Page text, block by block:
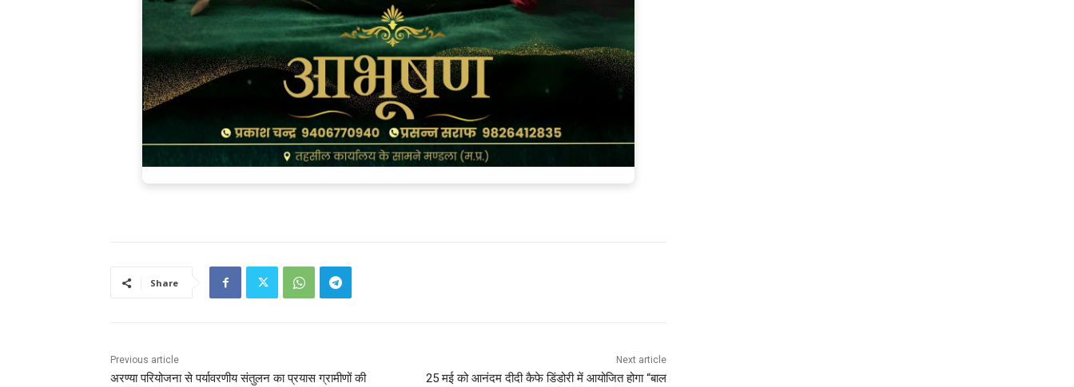
Share
Previous article
अरण्या परियोजना से पर्यावरणीय संतुलन का प्रयास ग्रामीणों की
Next article
25 मई को आनंदम दीदी कैफे डिंडोरी में आयोजित होगा “बाल